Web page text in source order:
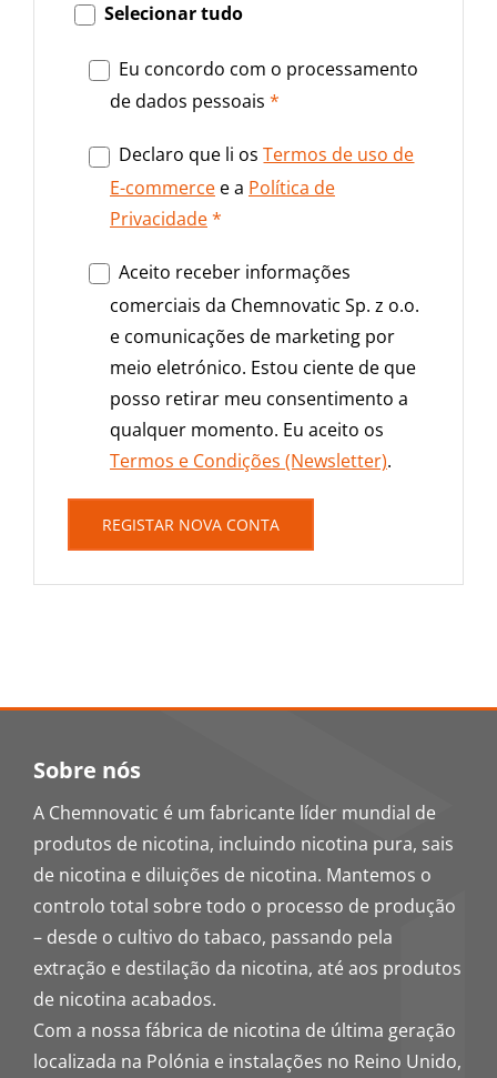
Selecionar tudo
Eu concordo com o processamento
de dados pessoais *
Declaro que li osTermos de uso de
E-commercee a Política de
Privacidade*
Aceito receber informações
comerciais da Chemnovatic Sp. z o.o.
e comunicações de marketing por
meio eletrónico. Estou ciente de que
posso retirar meu consentimento a
qualquer momento. Eu aceito os
Termos e Condições (Newsletter).
REGISTAR NOVA CONTA
Sobre nós
A Chemnovatic é um fabricante líder mundial de
produtos de nicotina, incluindo nicotina pura, sais
de nicotina e diluições de nicotina. Mantemos o
controlo total sobre todo o processo de produção
– desde o cultivo do tabaco, passando pela
extração e destilação da nicotina, até aos produtos
de nicotina acabados.
Com a nossa fábrica de nicotina de última geração
localizada na Polónia e instalações no Reino Unido,